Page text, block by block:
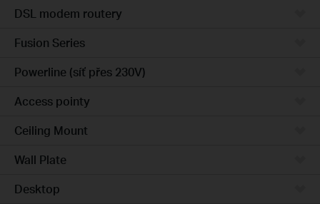
DSL modem routery
Fusion Series
Powerline (síť přes 230V)
Access pointy
Ceiling Mount
Wall Plate
Desktop